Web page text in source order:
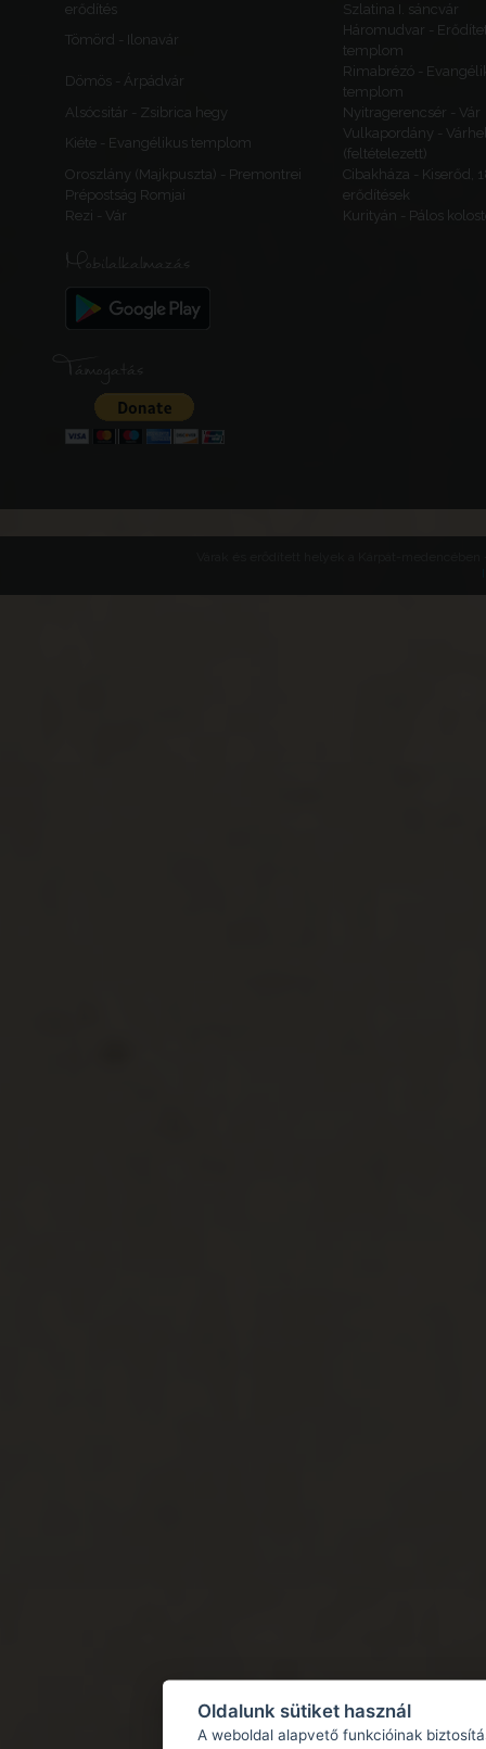
erődítés
Szlatina I. sáncvár
Tömörd - Ilonavár
Háromudvar -
templom
Dömös - Árpádvár
Rimabrézó -
templom
Alsócsitár - Zsibrica hegy
Nyitragerencsér - Vár
Kiéte - Evangélikus templom
Vulkapordány -
(feltételezett)
Oroszlány (Majkpuszta) - Premontrei
Prépostság Romjai
Cibakháza - Kiserőd,
erődítések
Rezi - Vár
Kurityán - Pálos
Mobilalkalmazás
Támogatás
Oldalunk sütiket használ
A weboldal alapvető funkcióinak